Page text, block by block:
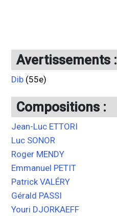
Avertissements :
Dib (55e)
Compositions :
Jean-Luc ETTORI
Luc SONOR
Roger MENDY
Emmanuel PETIT
Patrick VALÉRY
Gérald PASSI
Youri DJORKAEFF